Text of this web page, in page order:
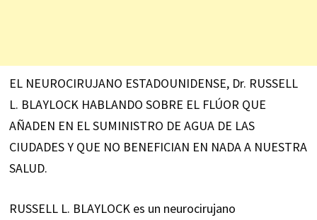
EL NEUROCIRUJANO ESTADOUNIDENSE, Dr. RUSSELL
L. BLAYLOCK HABLANDO SOBRE EL FLÚOR QUE
AÑADEN EN EL SUMINISTRO DE AGUA DE LAS
CIUDADES Y QUE NO BENEFICIAN EN NADA A NUESTRA
SALUD.
RUSSELL L. BLAYLOCK es un neurocirujano